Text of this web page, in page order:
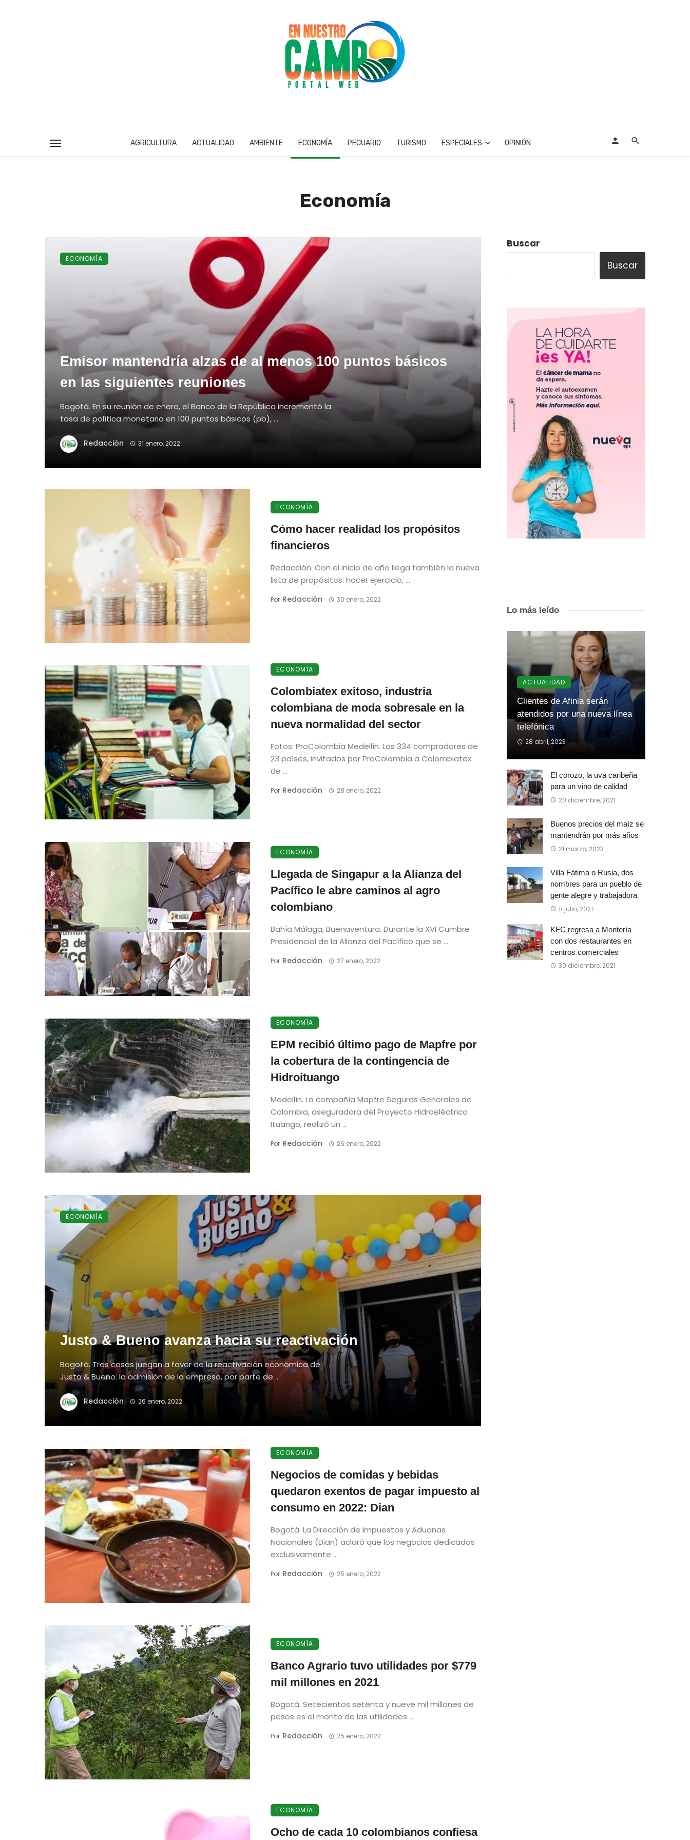
AGRICULTURA ACTUALIDAD AMBIENTE ECONOMÍA PECUARIO TURISMO ESPECIALES OPINIÓN
Economía
Emisor mantendría alzas de al menos 100 puntos básicos
en las siguientes reuniones
Bogotá. En su reunión de enero, el Banco de la República incrementó la
tasa de política monetaria en 100 puntos básicos (pb), ...
Redacción 31 enero, 2022
ECONOMÍA
ECONOMÍA
Cómo hacer realidad los propósitos
financieros
Redacción. Con el inicio de año llega también la nueva
lista de propósitos: hacer ejercicio, ...
Por Redacción 30 enero, 2022
ECONOMÍA
Colombiatex exitoso, industria
colombiana de moda sobresale en la
nueva normalidad del sector
Fotos: ProColombia Medellín. Los 334 compradores de
23 países, invitados por ProColombia a Colombiatex
de ...
Por Redacción 28 enero, 2022
ECONOMÍA
Llegada de Singapur a la Alianza del
Pacífico le abre caminos al agro
colombiano
Bahía Málaga, Buenaventura. Durante la XVI Cumbre
Presidencial de la Alianza del Pacífico que se ...
Por Redacción 27 enero, 2022
ECONOMÍA
EPM recibió último pago de Mapfre por
la cobertura de la contingencia de
Hidroituango
Medellín. La compañía Mapfre Seguros Generales de
Colombia, aseguradora del Proyecto Hidroeléctrico
Ituango, realizó un ...
Por Redacción 26 enero, 2022
Justo & Bueno avanza hacia su reactivación
Bogotá. Tres cosas juegan a favor de la reactivación económica de
Justo & Bueno: la admisión de la empresa, por parte de ...
Redacción 26 enero, 2022
ECONOMÍA
ECONOMÍA
Negocios de comidas y bebidas
quedaron exentos de pagar impuesto al
consumo en 2022: Dian
Bogotá. La Dirección de Impuestos y Aduanas
Nacionales (Dian) aclaró que los negocios dedicados
exclusivamente ...
Por Redacción 25 enero, 2022
ECONOMÍA
Banco Agrario tuvo utilidades por $779
mil millones en 2021
Bogotá. Setecientos setenta y nueve mil millones de
pesos es el monto de las utilidades ...
Por Redacción 25 enero, 2022
ECONOMÍA
Ocho de cada 10 colombianos confiesa
Buscar
Buscar
Lo más leído
ACTUALIDAD
Clientes de Afinia serán
atendidos por una nueva línea
telefónica
28 abril, 2023
El corozo, la uva caribeña
para un vino de calidad
20 diciembre, 2021
Buenos precios del maíz se
mantendrán por más años
21 marzo, 2023
Villa Fátima o Rusia, dos
nombres para un pueblo de
gente alegre y trabajadora
11 julio, 2021
KFC regresa a Montería
con dos restaurantes en
centros comerciales
30 diciembre, 2021